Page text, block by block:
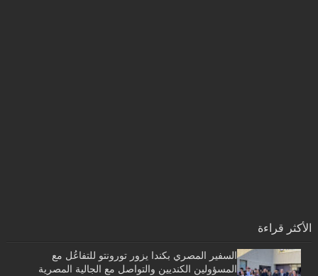
الأكثر قراءة
السفير المصري بكندا يزور تورونتو للتفاعُل مع
المسؤولين الكنديين والتواصل مع الجالية المصرية